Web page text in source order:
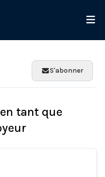
S'abonner
tant que